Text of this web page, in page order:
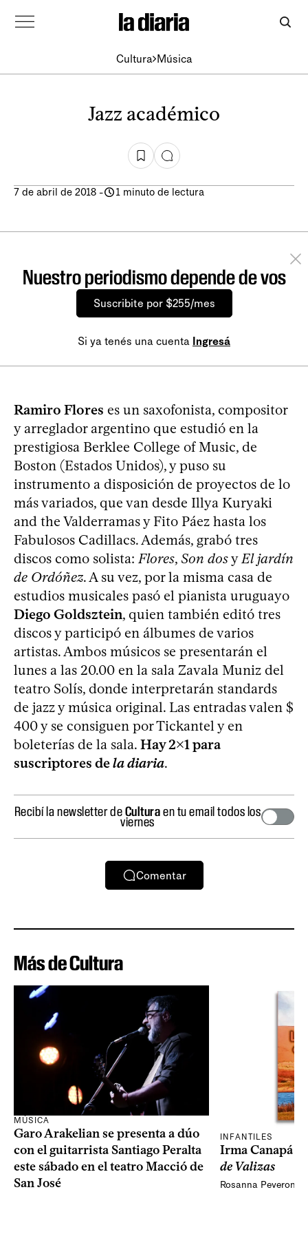
Cultura Música
Jazz académico
7 de abril de 2018 - 1 minuto de lectura
Nuestro periodismo depende de vos
Suscribite por $255/mes
Si ya tenés una cuenta Ingresá
Ramiro Flores es un saxofonista, compositor
y arreglador argentino que estudió en la
prestigiosa Berklee College of Music, de
Boston (Estados Unidos), y puso su
instrumento a disposición de proyectos de lo
más variados, que van desde Illya Kuryaki
and the Valderramas y Fito Páez hasta los
Fabulosos Cadillacs. Además, grabó tres
discos como solista:Flores, Son dosyEl jardín
de Ordóñez. A su vez, por la misma casa de
estudios musicales pasó el pianista uruguayo
Diego Goldsztein, quien también editó tres
discos y participó en álbumes de varios
artistas. Ambos músicos se presentarán el
lunes a las 20.00 en la sala Zavala Muniz del
teatro Solís, donde interpretarán standards
de jazz y música original. Las entradas valen $
400 y se consiguen por Tickantel y en
boleterías de la sala. Hay 2x1 para
suscriptores dela diaria.
Recibí la newsletter deCulturaen tu email todos los
viernes
Comentar
Más de Cultura
MÚSICA
Garo Arakelian se presenta a dúo
con el guitarrista Santiago Peralta
este sábado en el teatro Macció de
San José
INFANTILES
Irma Canapá
de Valizas
Rosanna Peveroni